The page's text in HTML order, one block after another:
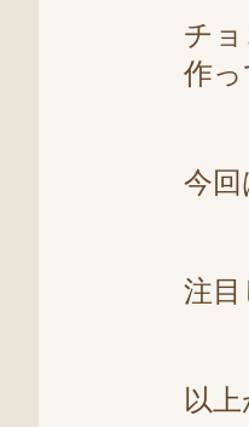
チ
作
今
注
以